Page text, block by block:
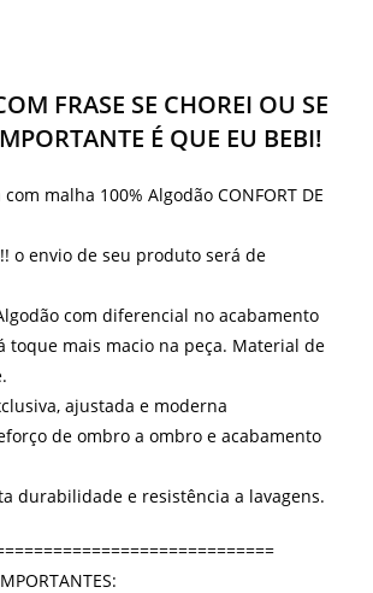
FRASE SE CHOREI OU SE
É QUE EU BEBI!
malha 100% Algodão CONFORT DE
o envio de seu produto será de
com diferencial no acabamento
toque mais macio na peça. Material de
ajustada e moderna
de ombro a ombro e acabamento
durabilidade e resistência a lavagens.